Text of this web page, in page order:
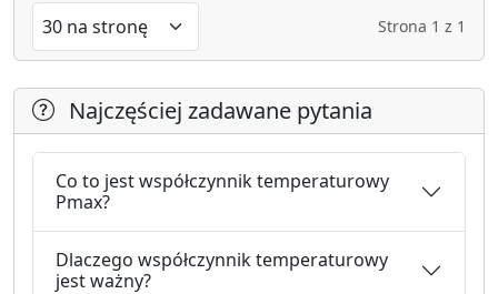
Strona 1 z 1
Najczęściej zadawane pytania
Co to jest współczynnik temperaturowy
Pmax?
Dlaczego współczynnik temperaturowy
jest ważny?